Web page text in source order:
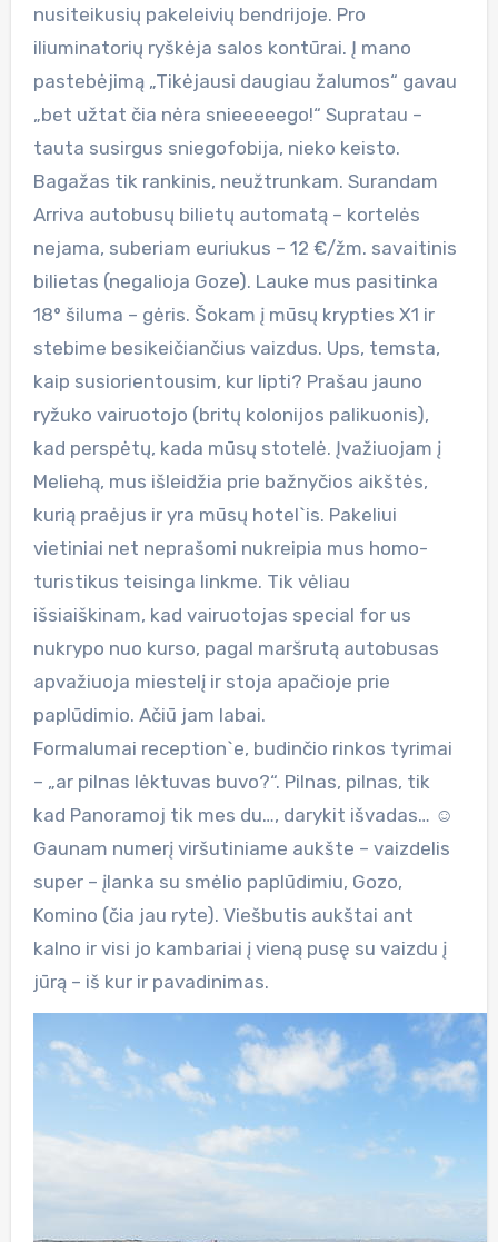
nusiteikusių pakeleivių bendrijoje. Pro
iliuminatorių ryškėja salos kontūrai. Į mano
pastebėjimą „Tikėjausi daugiau žalumos“ gavau
„bet užtat čia nėra snieeeeego!“ Supratau –
tauta susirgus sniegofobija, nieko keisto.
Bagažas tik rankinis, neužtrunkam. Surandam
Arriva autobusų bilietų automatą – kortelės
nejama, suberiam euriukus – 12 €/žm. savaitinis
bilietas (negalioja Goze). Lauke mus pasitinka
18° šiluma – gėris. Šokam į mūsų krypties X1 ir
stebime besikeičiančius vaizdus. Ups, temsta,
kaip susiorientousim, kur lipti? Prašau jauno
ryžuko vairuotojo (britų kolonijos palikuonis),
kad perspėtų, kada mūsų stotelė. Įvažiuojam į
Meliehą, mus išleidžia prie bažnyčios aikštės,
kurią praėjus ir yra mūsų hotel`is. Pakeliui
vietiniai net neprašomi nukreipia mus homo-
turistikus teisinga linkme. Tik vėliau
išsiaiškinam, kad vairuotojas special for us
nukrypo nuo kurso, pagal maršrutą autobusas
apvažiuoja miestelį ir stoja apačioje prie
paplūdimio. Ačiū jam labai.
Formalumai reception`e, budinčio rinkos tyrimai
– „ar pilnas lėktuvas buvo?“. Pilnas, pilnas, tik
kad Panoramoj tik mes du…, darykit išvadas… ☺
Gaunam numerį viršutiniame aukšte – vaizdelis
super – įlanka su smėlio paplūdimiu, Gozo,
Komino (čia jau ryte). Viešbutis aukštai ant
kalno ir visi jo kambariai į vieną pusę su vaizdu į
jūrą – iš kur ir pavadinimas.